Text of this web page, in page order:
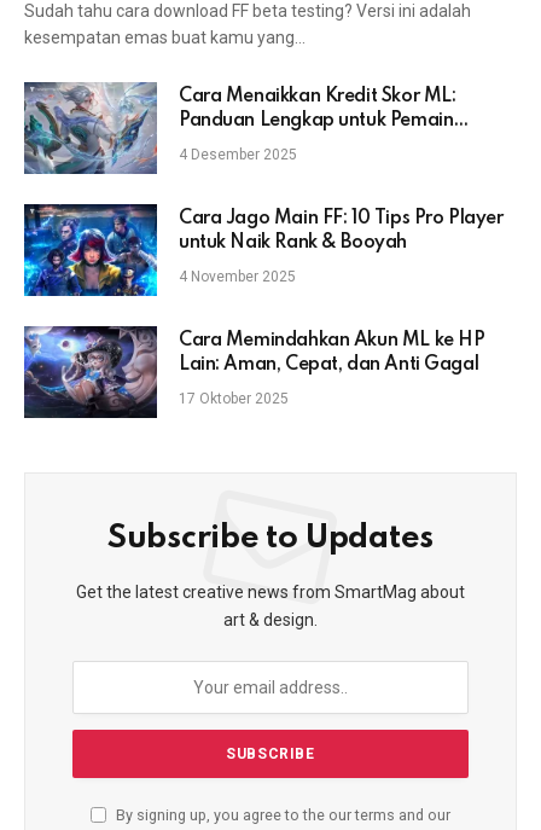
Sudah tahu cara download FF beta testing? Versi ini adalah
kesempatan emas buat kamu yang…
Cara Menaikkan Kredit Skor ML:
Panduan Lengkap untuk Pemain
Mobile Legends
4 Desember 2025
Cara Jago Main FF: 10 Tips Pro Player
untuk Naik Rank & Booyah
4 November 2025
Cara Memindahkan Akun ML ke HP
Lain: Aman, Cepat, dan Anti Gagal
17 Oktober 2025
Subscribe to Updates
Get the latest creative news from SmartMag about
art & design.
By signing up, you agree to the our terms and our